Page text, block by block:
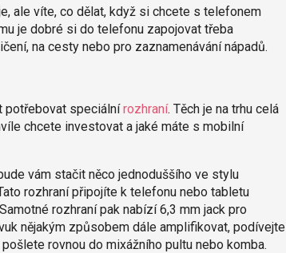
ale víte, co dělat, když si chcete s telefonem
je dobré si do telefonu zapojovat třeba
na cesty nebo pro zaznamenávání nápadů.
potřebovat speciálnírozhraní. Těch je na trhu celá
chcete investovat a jaké máte s mobilní
vám stačit něco jednoduššího ve stylu
rozhraní připojíte k telefonu nebo tabletu
rozhraní pak nabízí 6,3 mm jack pro
nějakým způsobem dále amplifikovat, podívejte
rovnou do mixážního pultu nebo komba.